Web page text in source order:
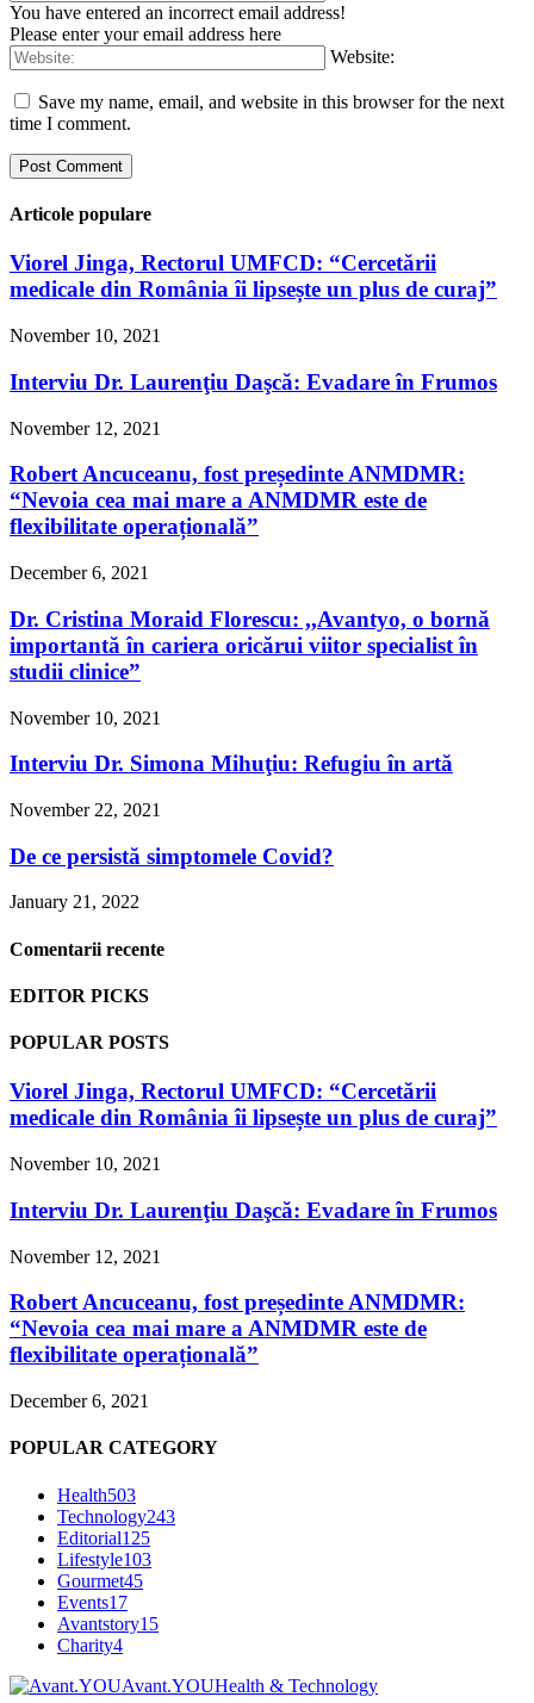
You have entered an incorrect email address!
Please enter your email address here
Website:
Save my name, email, and website in this browser for the next
time I comment.
Articole populare
Viorel Jinga, Rectorul UMFCD: “Cercetării
medicale din România îi lipsește un plus de curaj”
November 10, 2021
Interviu Dr. Laurenţiu Daşcă: Evadare în Frumos
November 12, 2021
Robert Ancuceanu, fost președinte ANMDMR:
“Nevoia cea mai mare a ANMDMR este de
flexibilitate operațională”
December 6, 2021
Dr. Cristina Moraid Florescu: ,,Avantyo, o bornă
importantă în cariera oricărui viitor specialist în
studii clinice”
November 10, 2021
Interviu Dr. Simona Mihuţiu: Refugiu în artă
November 22, 2021
De ce persistă simptomele Covid?
January 21, 2022
Comentarii recente
EDITOR PICKS
POPULAR POSTS
Viorel Jinga, Rectorul UMFCD: “Cercetării
medicale din România îi lipsește un plus de curaj”
November 10, 2021
Interviu Dr. Laurenţiu Daşcă: Evadare în Frumos
November 12, 2021
Robert Ancuceanu, fost președinte ANMDMR:
“Nevoia cea mai mare a ANMDMR este de
flexibilitate operațională”
December 6, 2021
POPULAR CATEGORY
Health503
Technology243
Editorial125
Lifestyle103
Gourmet45
Events17
Avantstory15
Charity4
Avant.YOUHealth & Technology